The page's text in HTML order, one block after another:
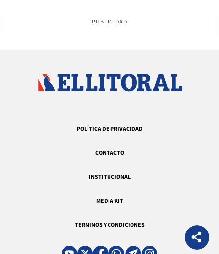
PUBLICIDAD
POLÍTICA DE PRIVACIDAD
CONTACTO
INSTITUCIONAL
MEDIA KIT
TERMINOS Y CONDICIONES